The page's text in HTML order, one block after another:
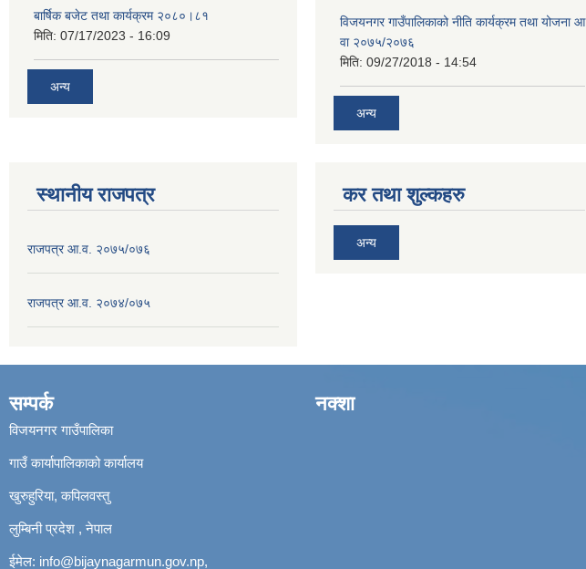
बार्षिक बजेट तथा कार्यक्रम २०८०।८१
मिति: 07/17/2023 - 16:09
अन्य
विजयनगर गाउँपालिकाको नीति कार्यक्रम तथा योजना आ
वा २०७५/२०७६
मिति: 09/27/2018 - 14:54
अन्य
स्थानीय राजपत्र
राजपत्र आ.व. २०७५/०७६
राजपत्र आ.व. २०७४/०७५
कर तथा शुल्कहरु
अन्य
सम्पर्क
विजयनगर गाउँपालिका
गाउँ कार्यापालिकाको कार्यालय
खुरुहुरिया, कपिलवस्तु
लुम्बिनी प्रदेश , नेपाल
ईमेल: info@bijaynagarmun.gov.np,
नक्शा